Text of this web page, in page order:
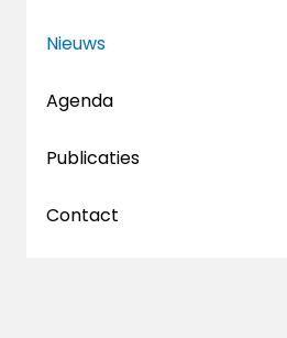
Nieuws
Agenda
Publicaties
Contact